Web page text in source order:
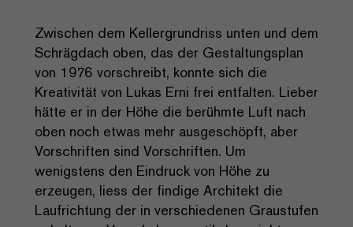
Zwischen dem Kellergrundriss unten und dem
Schrägdach oben, das der Gestaltungsplan
von 1976 vorschreibt, konnte sich die
Kreativität von Lukas Erni frei entfalten. Lieber
hätte er in der Höhe die berühmte Luft nach
oben noch etwas mehr ausgeschöpft, aber
Vorschriften sind Vorschriften. Um
wenigstens den Eindruck von Höhe zu
erzeugen, liess der findige Architekt die
Laufrichtung der in verschiedenen Graustufen